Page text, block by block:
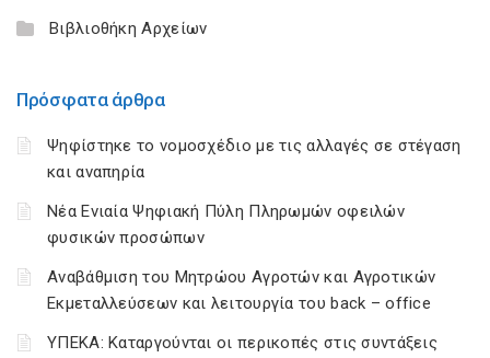
Βιβλιοθήκη Αρχείων
Πρόσφατα άρθρα
Ψηφίστηκε το νομοσχέδιο με τις αλλαγές σε στέγαση
και αναπηρία
Νέα Ενιαία Ψηφιακή Πύλη Πληρωμών οφειλών
φυσικών προσώπων
Αναβάθμιση του Μητρώου Αγροτών και Αγροτικών
Εκμεταλλεύσεων και λειτουργία του back – office
ΥΠΕΚΑ: Καταργούνται οι περικοπές στις συντάξεις